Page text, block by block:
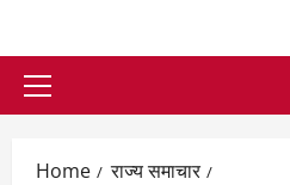
Primary
Home
राज्य समाचार